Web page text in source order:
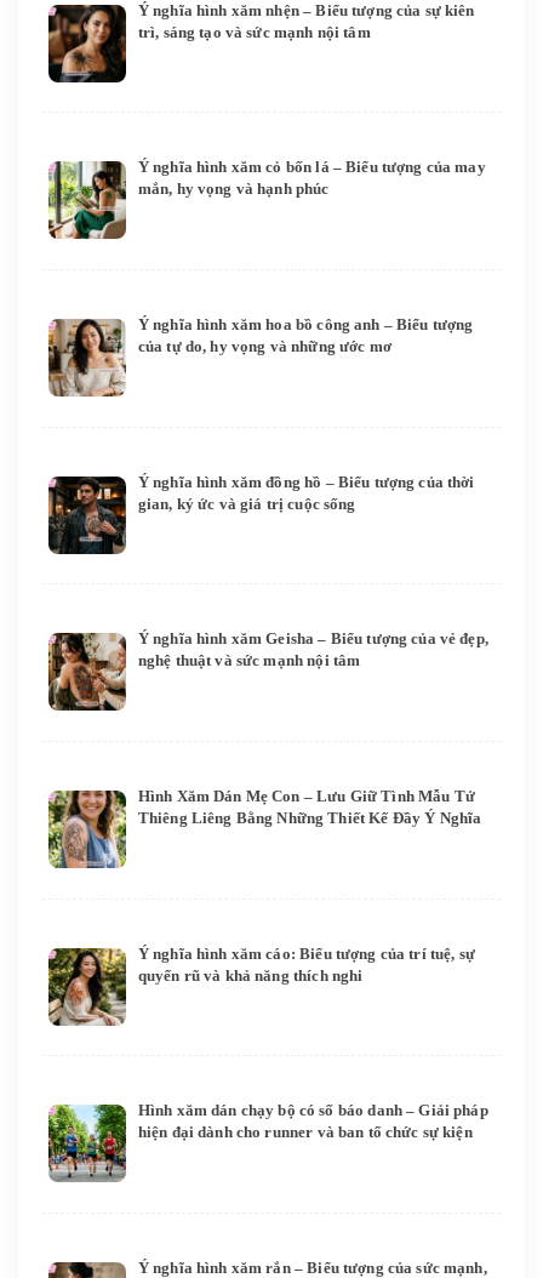
Ý nghĩa hình xăm nhện – Biểu tượng của sự kiên
trì, sáng tạo và sức mạnh nội tâm
Ý nghĩa hình xăm cỏ bốn lá – Biểu tượng của may
mắn, hy vọng và hạnh phúc
Ý nghĩa hình xăm hoa bồ công anh – Biểu tượng
của tự do, hy vọng và những ước mơ
Ý nghĩa hình xăm đồng hồ – Biểu tượng của thời
gian, ký ức và giá trị cuộc sống
Ý nghĩa hình xăm Geisha – Biểu tượng của vẻ đẹp,
nghệ thuật và sức mạnh nội tâm
Hình Xăm Dán Mẹ Con – Lưu Giữ Tình Mẫu Tử
Thiêng Liêng Bằng Những Thiết Kế Đầy Ý Nghĩa
Ý nghĩa hình xăm cáo: Biểu tượng của trí tuệ, sự
quyến rũ và khả năng thích nghi
Hình xăm dán chạy bộ có số báo danh – Giải pháp
hiện đại dành cho runner và ban tổ chức sự kiện
Ý nghĩa hình xăm rắn – Biểu tượng của sức mạnh,